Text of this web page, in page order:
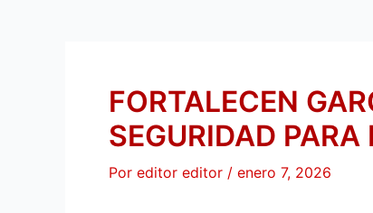
FORTALECEN
SEGURIDAD
Por editor editor / enero 7, 2026